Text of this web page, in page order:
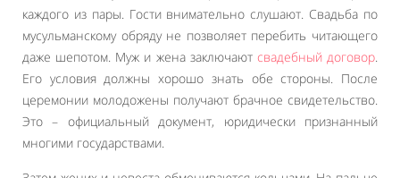
каждого из пары. Гости внимательно слушают. Свадьба по
мусульманскому обряду не позволяет перебить читающего
даже шепотом. Муж и жена заключают свадебный договор
Его условия должны хорошо знать обе стороны. После
церемонии молодожены получают брачное свидетельство.
Это – официальный документ, юридически признанный
многими государствами.